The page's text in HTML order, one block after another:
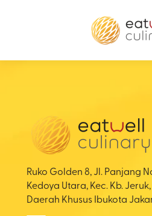
Ruko Golden 8, Jl. Panjang
Kedoya Utara, Kec. Kb.
Daerah Khusus Ibukota